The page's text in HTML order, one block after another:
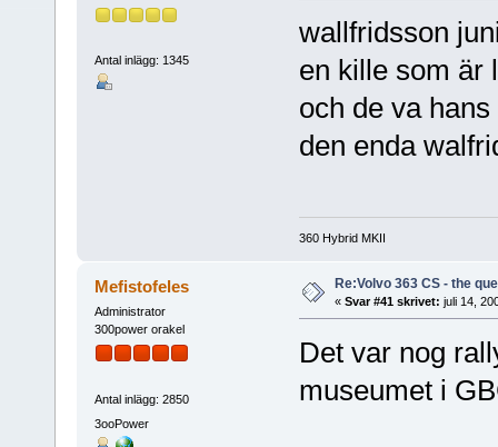
Antal inlägg: 1345
wallfridsson
en kille som är
och de va
den enda
360 Hybrid MKII
Mefistofeles
Administrator
300power orakel
Antal inlägg: 2850
3ooPower
Re:Volvo 363 CS - the
« Svar #41 skrivet: juli 14,
Det var nog
museumet i